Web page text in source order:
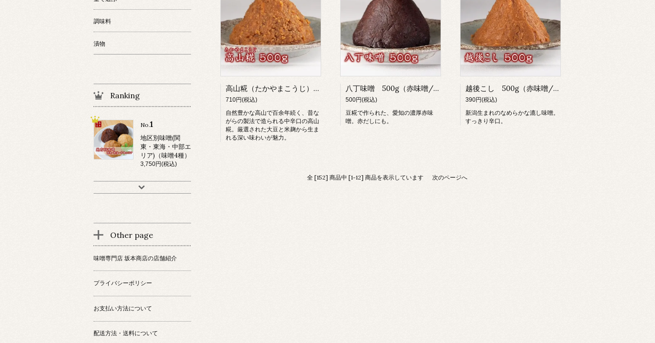
高山糀（たかやまこうじ） 500g クール便（赤味噌/粒味噌/中辛口味噌/米麹）
710円(税込)
自然豊かな高山で百余年続く、昔な
がらの製法で造られる中辛口の高山
糀。厳選された大豆と米麹から生ま
れる深い味わいが魅力。
八丁味噌 500g（赤味噌/濾し味噌/中辛味噌/麹味噌）
500円(税込)
豆糀で作られた、愛知の濃厚赤味
噌。赤だしにも。
越後こし 500g（赤味噌/濾し味噌/辛口味噌/米麹）
390円(税込)
新潟生まれのなめらかな漉し味噌。
すっきり辛口。
全 [152] 商品中 [1-12] 商品を表示しています 次のページへ
調味料
漬物
Ranking
No.1
地区別味噌(関
東・東海・中部エ
リア)（味噌4種）
3,750円(税込)
Other page
味噌専門店 坂本商店の店舗紹介
プライバシーポリシー
お支払い方法について
配送方法・送料について